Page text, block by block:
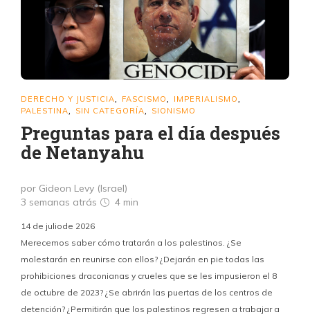
DERECHO Y JUSTICIA FASCISMO IMPERIALISMO
PALESTINA SIN CATEGORÍA SIONISMO
Preguntas para el día después
de Netanyahu
por Gideon Levy (Israel)
3 semanas atrás
4 min
14 de juliode 2026
Merecemos saber cómo tratarán a los palestinos. ¿Se
molestarán en reunirse con ellos? ¿Dejarán en pie todas las
prohibiciones draconianas y crueles que se les impusieron el 8
de octubre de 2023? ¿Se abrirán las puertas de los centros de
detención? ¿Permitirán que los palestinos regresen a trabajar a